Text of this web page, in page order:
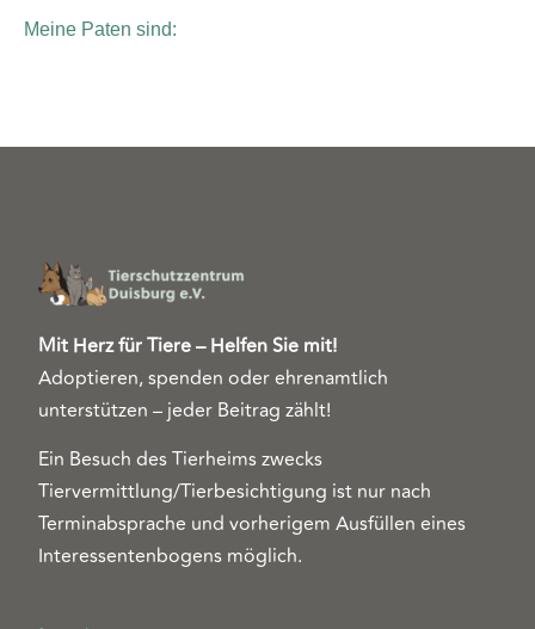
Meine Paten sind:
Mit Herz für Tiere – Helfen Sie mit!
Adoptieren, spenden oder ehrenamtlich
unterstützen – jeder Beitrag zählt!
Ein Besuch des Tierheims zwecks
Tiervermittlung/Tierbesichtigung ist nur nach
Terminabsprache und vorherigem Ausfüllen eines
Interessentenbogens möglich.